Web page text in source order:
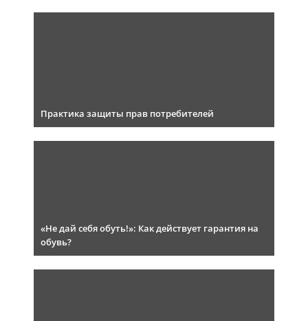
Практика защиты прав потребителей
«Не дай себя обуть!»: Как действует гарантия на
обувь?